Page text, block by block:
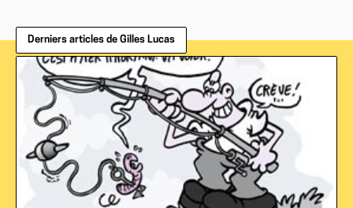
Derniers articles de Gilles Lucas